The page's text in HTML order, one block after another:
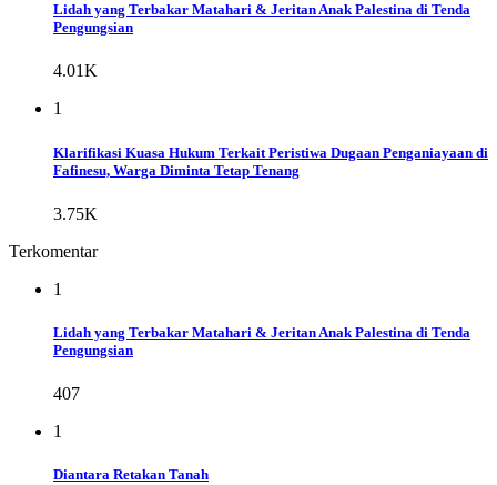
Lidah yang Terbakar Matahari & Jeritan Anak Palestina di Tenda
Pengungsian
4.01K
1
Klarifikasi Kuasa Hukum Terkait Peristiwa Dugaan Penganiayaan di
Fafinesu, Warga Diminta Tetap Tenang
3.75K
Terkomentar
1
Lidah yang Terbakar Matahari & Jeritan Anak Palestina di Tenda
Pengungsian
407
1
Diantara Retakan Tanah